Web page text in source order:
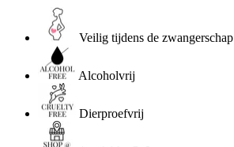
Veilig tijdens de zwangerschap
Alcoholvrij
Dierproefvrij